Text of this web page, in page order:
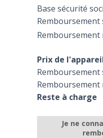
Base sécurité
Remboursement
Remboursement
Prix de
Remboursement
Remboursement
Reste à charge
Je ne